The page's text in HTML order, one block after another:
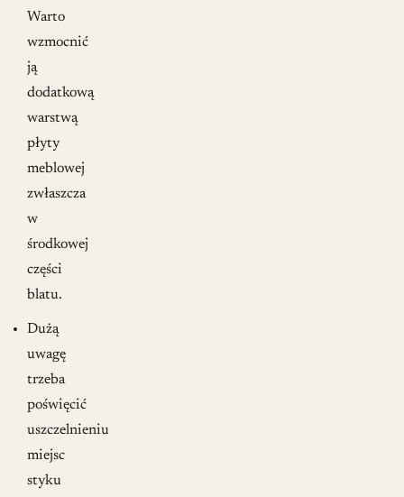
Warto
wzmocnić
ją
dodatkową
warstwą
płyty
meblowej
zwłaszcza
w
środkowej
części
blatu.
Dużą
uwagę
trzeba
poświęcić
uszczelnieniu
miejsc
styku